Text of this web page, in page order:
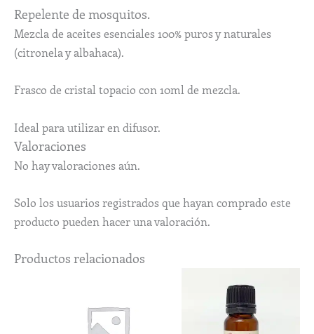
Repelente de mosquitos.
Mezcla de aceites esenciales 100% puros y naturales
(citronela y albahaca).
Frasco de cristal topacio con 10ml de mezcla.
Ideal para utilizar en difusor.
Valoraciones
No hay valoraciones aún.
Solo los usuarios registrados que hayan comprado este
producto pueden hacer una valoración.
Productos relacionados
de
precios:
desde
11,14€